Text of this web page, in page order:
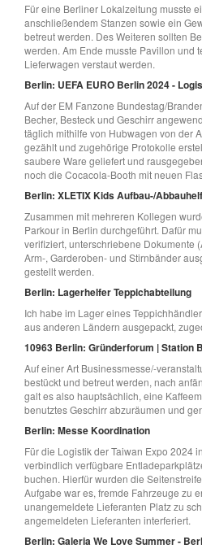
Für eine Berliner Lokalzeitung musste
anschließendem Stanzen sowie ein
betreut werden. Des Weiteren sollten
werden. Am Ende musste Pavillon und
Lieferwagen verstaut werden.
Berlin: UEFA EURO Berlin 2024 -
Auf der EM Fanzone Bundestag/
Becher, Besteck und Geschirr
täglich mithilfe von Hubwagen von der
gezählt und zugehörige Protokolle
saubere Ware geliefert und
noch die Cocacola-Booth mit neuen
Berlin: XLETIX Kids Aufbau-/
Zusammen mit mehreren Kollegen
Parkour in Berlin durchgeführt. Dafür
verifiziert, unterschriebene Dokumente
Arm-, Garderoben- und Stirnbänder
gestellt werden.
Berlin: Lagerhelfer Teppichabteilung
Ich habe im Lager eines
aus anderen Ländern ausgepackt,
10963 Berlin: Gründerforum | Station
Auf einer Art Businessmesse/-
bestückt und betreut werden, nach
galt es also hauptsächlich, eine
benutztes Geschirr abzuräumen und
Berlin: Messe Koordination
Für die Logistik der Taiwan Expo 2024
verbindlich verfügbare
buchen. Hierfür wurden die
Aufgabe war es, fremde Fahrzeuge zu
unangemeldete Lieferanten Platz zu
angemeldeten Lieferanten interferiert.
Berlin: Galeria We Love Summer -